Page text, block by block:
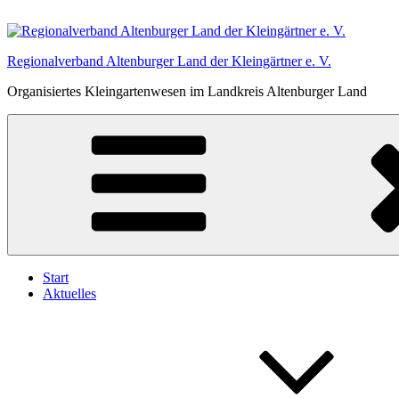
Inhalt
Regionalverband Altenburger Land der Kleingärtner e. V.
Organisiertes Kleingartenwesen im Landkreis Altenburger Land
Start
Aktuelles